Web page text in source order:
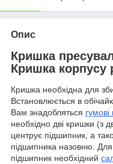
Опис
Кришка
Кришка корпусу
Кришка необхідна для
Встановлюється в
Вам знадобляться гумові
необхідно дві кришки (з
центрує підшипник, а
підшипника назовню.
підшипник необхідний